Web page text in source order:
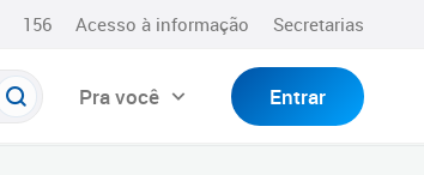
156 Acesso à informação Secretarias
Pra você Entrar